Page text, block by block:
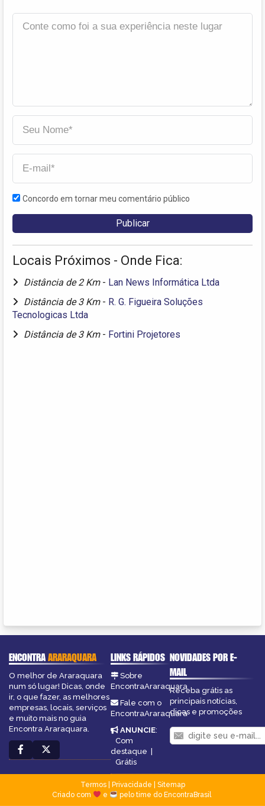
Concordo em tornar meu comentário público
Locais Próximos - Onde Fica:
Distância de 2 Km - Lan News Informática Ltda
Distância de 3 Km - R. G. Figueira Soluções
Tecnologicas Ltda
Distância de 3 Km - Fortini Projetores
ENCONTRAARARAQUARA
O melhor de Araraquara
num só lugar! Dicas, onde
ir, o que fazer, as melhores
empresas, locais, serviços
e muito mais no guia
Encontra Araraquara.
LINKS RÁPIDOS
Sobre
EncontraAraraquara
Fale com o
EncontraAraraquara
ANUNCIE:
Com
destaque |
Grátis
NOVIDADES POR E-
MAIL
Receba grátis as
principais notícias,
dicas e promoções
Termos| Privacidade
Sitemap
Criado com
e pelo time do EncontraBrasil